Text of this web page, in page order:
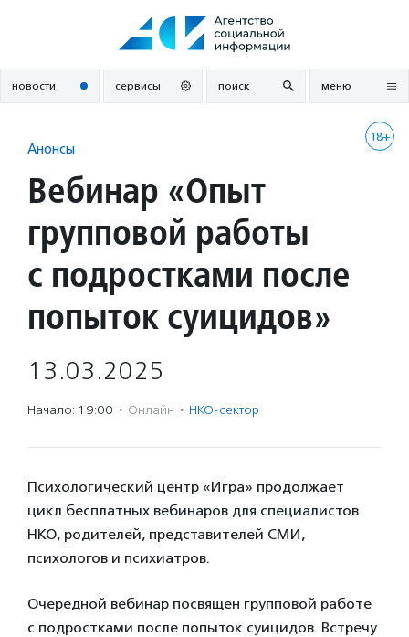
новости сервисы поиск меню
18+
Анонсы
Вебинар «Опыт
групповой работы
с подростками после
попыток суицидов»
13.03.2025
Начало: 19:00 · Онлайн · НКО-сектор
Психологический центр «Игра» продолжает
цикл бесплатных вебинаров для специалистов
НКО, родителей, представителей СМИ,
психологов и психиатров.
Очередной вебинар посвящен групповой работе
с подростками после попыток суицидов. Встречу